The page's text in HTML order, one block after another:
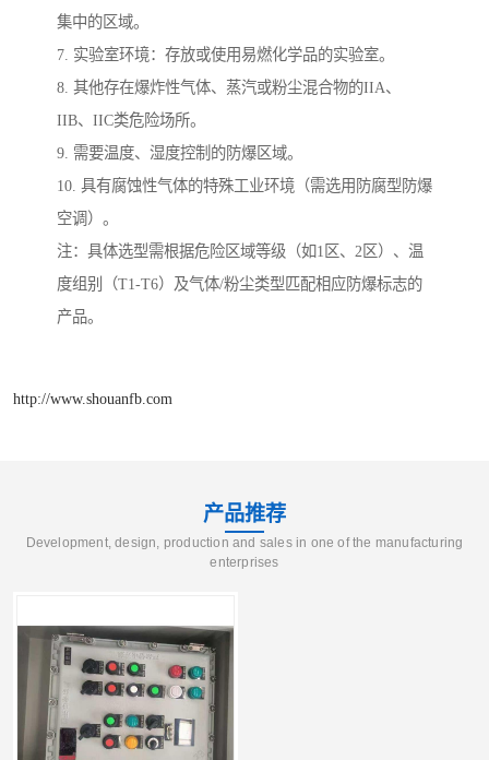
集中的区域。
7. 实验室环境：存放或使用易燃化学品的实验室。
8. 其他存在爆炸性气体、蒸汽或粉尘混合物的IIA、
IIB、IIC类危险场所。
9. 需要温度、湿度控制的防爆区域。
10. 具有腐蚀性气体的特殊工业环境（需选用防腐型防爆
空调）。
注：具体选型需根据危险区域等级（如1区、2区）、温
度组别（T1-T6）及气体/粉尘类型匹配相应防爆标志的
产品。
http://www.shouanfb.com
产品推荐
Development, design, production and sales in one of the manufacturing
enterprises